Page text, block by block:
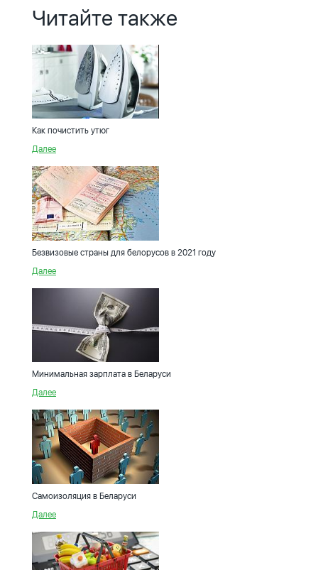
Читайте также
Как почистить утюг
Далее
Безвизовые страны для белорусов в 2021 году
Далее
Минимальная зарплата в Беларуси
Далее
Самоизоляция в Беларуси
Далее